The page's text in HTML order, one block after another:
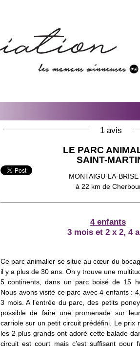
1 avis
LE PARC
SAINT-
MONTAIGU-LA-
à 22 km de
4 enfants
3 mois et 2 x 2, 4
Ce parc animalier se situe au cœur du
il y a plus de 30 ans. On y trouve une
5 continents, dans un parc boisé de 15
Nous avons visité ce parc avec 4 enfants :
3 mois. A l’entrée du parc, des petits
possible de faire une promenade sur
carriole sur un petit circuit prédéfini. Le prix
les 2 plus grands ont adoré cette balade
circuit est court mais c’est suffisant pour